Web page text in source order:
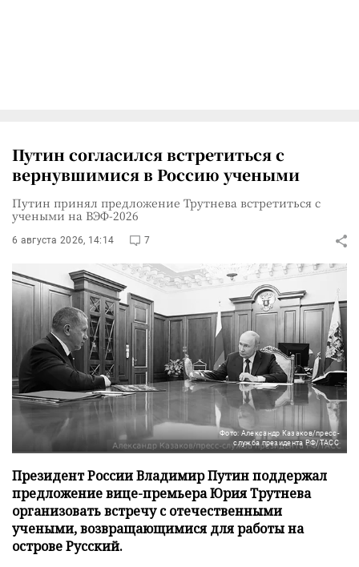
Путин согласился встретиться с
вернувшимися в Россию учеными
Путин принял предложение Трутнева встретиться с
учеными на ВЭФ-2026
6 августа 2026, 14:14 7
Фото: Александр Казаков/пресс-
служба президента РФ/ТАСС
Президент России Владимир Путин поддержал
предложение вице-премьера Юрия Трутнева
организовать встречу с отечественными
учеными, возвращающимися для работы на
острове Русский.